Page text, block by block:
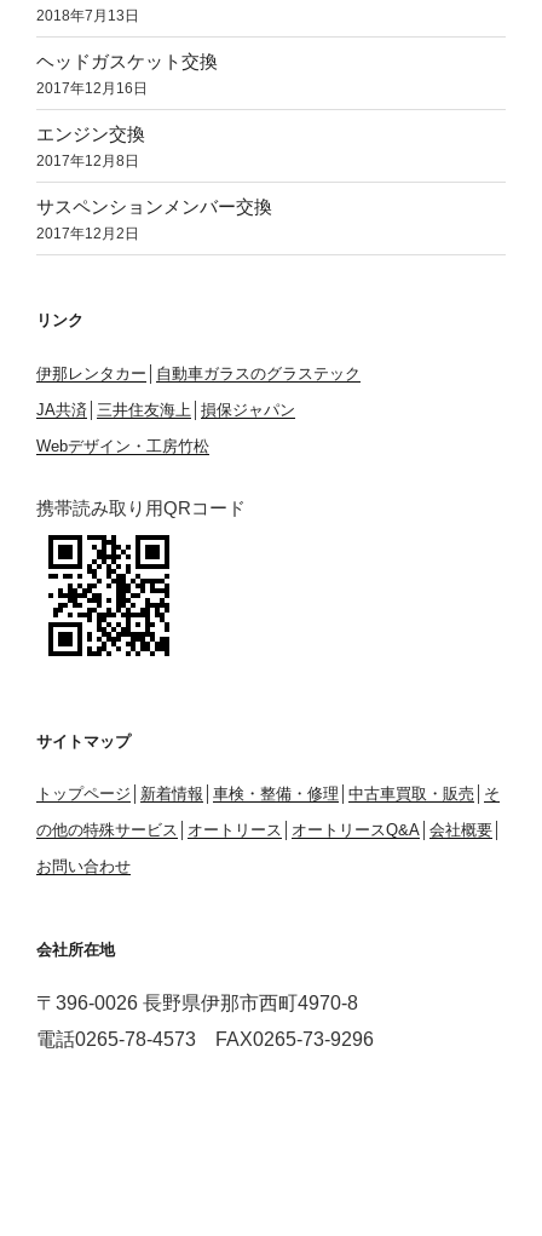
2018年7月13日
ヘッドガスケット交換
2017年12月16日
エンジン交換
2017年12月8日
サスペンションメンバー交換
2017年12月2日
リンク
伊那レンタカー
自動車ガラスのグラステック
JA共済
三井住友海上 損保ジャパン
Webデザイン・工房竹松
携帯読み取り用QRコード
サイトマップ
トップページ 新着情報 車検・整備・修理 中古車買取・販売
そ
の他の特殊サービス
オートリース オートリースQ&A 会社概要
お問い合わせ
会社所在地
〒396-0026 長野県伊那市西町4970-8
電話0265-78-4573 FAX0265-73-9296